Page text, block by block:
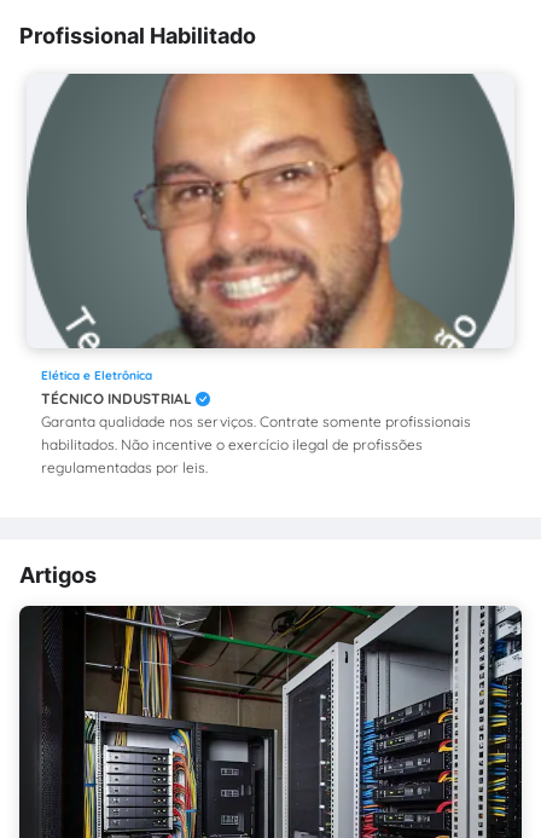
Profissional Habilitado
Elética e Eletrônica
TÉCNICO INDUSTRIAL
Garanta qualidade nos serviços. Contrate somente profissionais
habilitados. Não incentive o exercício ilegal de profissões
regulamentadas por leis.
Artigos